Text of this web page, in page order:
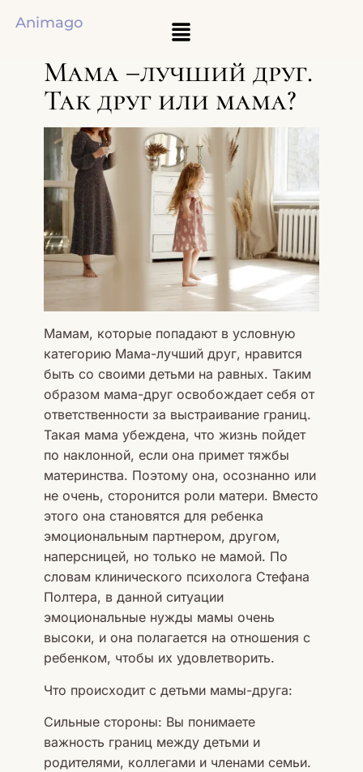
Animago
Мама –лучший друг.
Так друг или мама?
Мамам, которые попадают в условную
категорию Мама-лучший друг, нравится
быть со своими детьми на равных. Таким
образом мама-друг освобождает себя от
ответственности за выстраивание границ.
Такая мама убеждена, что жизнь пойдет
по наклонной, если она примет тяжбы
материнства. Поэтому она, осознанно или
не очень, сторонится роли матери. Вместо
этого она становятся для ребенка
эмоциональным партнером, другом,
наперсницей, но только не мамой. По
словам клинического психолога Стефана
Пoлтера, в данной ситуации
эмоциональные нужды мамы очень
высоки, и она полагается на отношения с
ребенком, чтобы их удовлетворить.
Что происходит с детьми мамы-друга:
Сильные стороны: Вы понимаете
важность границ между детьми и
родителями, коллегами и членами семьи.